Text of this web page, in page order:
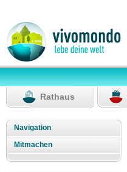
Rathaus
Navigation
Mitmachen